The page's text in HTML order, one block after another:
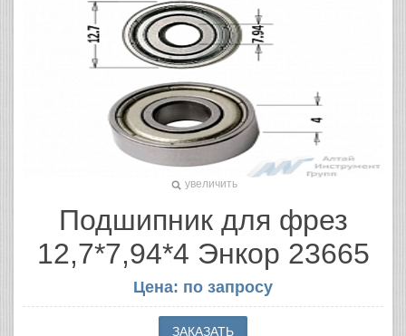
увеличить
Подшипник для фрез
12,7*7,94*4 Энкор 23665
Цена: по запросу